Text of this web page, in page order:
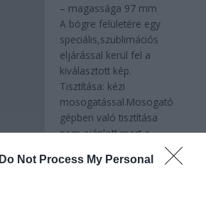
Do Not Process My Personal
– magassága 97 mm
A bögre felületére egy
speciális,szublimációs
eljárással kerül fel a
kiválasztott kép.
Tisztítása: kézi
mosogatással.Mosogató
gépben való tisztítása
nem ajánlott,mert a
tisztító vegyszer a bögre
felületére nyomott képet